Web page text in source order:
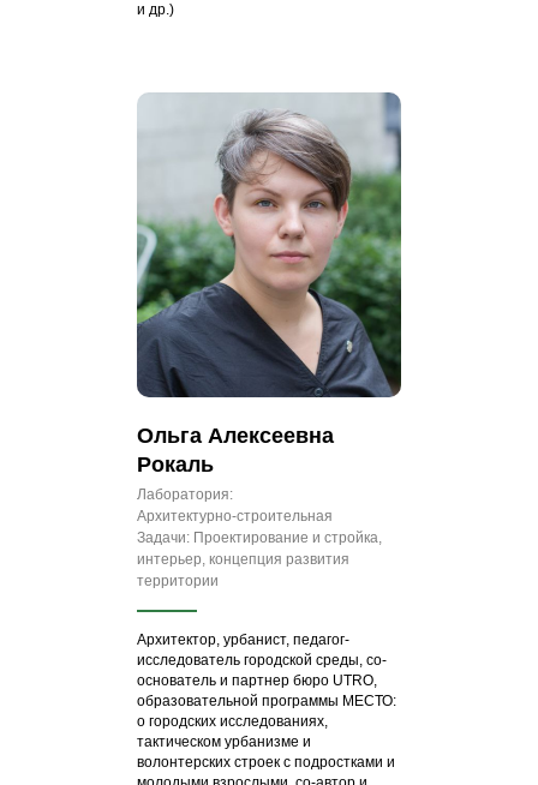
и др.)
Ольга Алексеевна
Рокаль
Лаборатория:
Архитектурно‑строительная
Задачи: Проектирование и стройка,
интерьер, концепция развития
территории
Архитектор, урбанист, педагог-
исследователь городской среды, со-
основатель и партнер бюро UTRO,
образовательной программы МЕСТО:
о городских исследованиях,
тактическом урбанизме и
волонтерских строек с подростками и